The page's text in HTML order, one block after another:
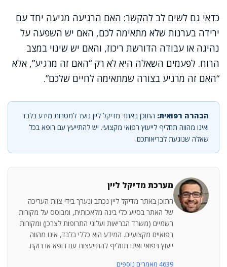
כדאי גם לשים לב להקשר: האם הרגיעה מגיעה יחד עם
ירידה בערנות שלא מתאימה לכם, האם יש השפעה על
נהיגה או עבודה הדורשת ריכוז, והאם יש שינוי במצב
הרוח. לפעמים השאלה היא לא רק “האם זה מרגיע”, אלא
“האם זה מרגיע בצורה שמתאימה לחיים שלכם”.
הבהרה רפואית: התוכן באתר מדיקל ליין נועד למטרות מידע בלבד
ואינו מהווה תחליף לייעוץ רפואי מקצועי. יש להתייעץ עם רופא בכל
שאלה שנוגעת לבריאותכם.
מערכת מדיקל ליין
התוכן באתר מדיקל ליין נכתב ונערך בידי צוות העריכה
של האתר בסיוע כלי בינה מלאכותית, ומבוסס על מקורות
רשמיים (משרד הבריאות ועלוני התרופות לצרכן) ומקורות
רפואיים מקצועיים. המידע הוא כללי בלבד, אינו מהווה
ייעוץ רפואי ואינו תחליף להתייעצות עם רופא או רוקח.
4639 מאמרים נוספים